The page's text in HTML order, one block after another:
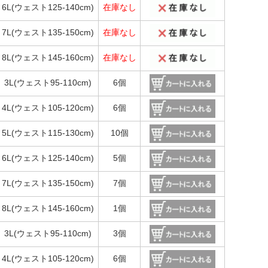
6L(ウェスト125-140cm) 在庫なし
7L(ウェスト135-150cm) 在庫なし
8L(ウェスト145-160cm) 在庫なし
3L(ウェスト95-110cm) 6個
4L(ウェスト105-120cm) 6個
5L(ウェスト115-130cm) 10個
6L(ウェスト125-140cm) 5個
7L(ウェスト135-150cm) 7個
8L(ウェスト145-160cm) 1個
3L(ウェスト95-110cm) 3個
4L(ウェスト105-120cm) 6個